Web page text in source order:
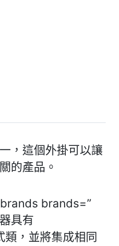
，這個外掛可以讓
的產品。
brands=”
具有
，並將集成相同